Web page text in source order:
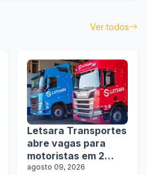
Ver todos
Letsara Transportes
abre vagas para
motoristas em 2
estados
agosto 09, 2026